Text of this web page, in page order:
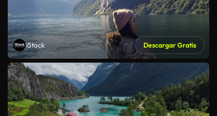
iStock Descargar Gratis